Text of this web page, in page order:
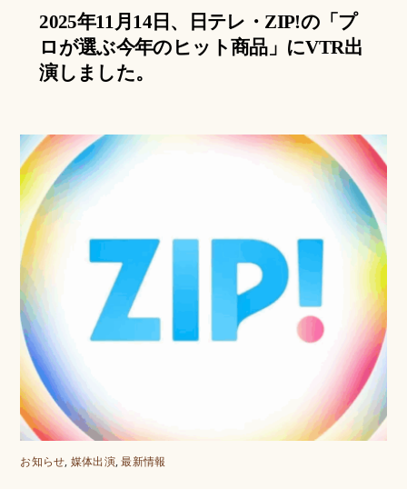
2025年11月14日、日テレ・ZIP!の「プ
ロが選ぶ今年のヒット商品」にVTR出
演しました。
お知らせ, 媒体出演,最新情報